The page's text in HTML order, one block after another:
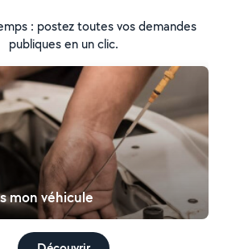
: postez toutes vos demandes
publiques en un clic.
mon véhicule